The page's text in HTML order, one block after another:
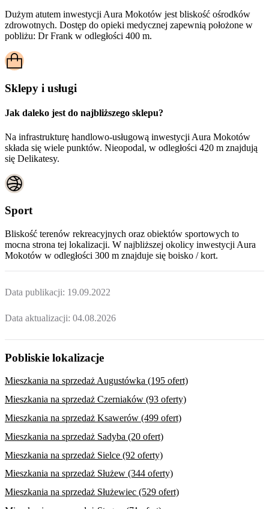
Dużym atutem inwestycjiAura Mokotów jest bliskość ośrodków
zdrowotnych. Dostęp do opieki medycznej zapewnią położone w
pobliżu: Dr Frank w odległości 400 m.
Sklepy i usługi
Jak daleko jest do najbliższego sklepu?
Na infrastrukturę handlowo-usługową inwestycji Aura Mokotów
składa się wiele punktów. Nieopodal, w odległości 420 m znajdują
się Delikatesy.
Sport
Bliskość terenów rekreacyjnych oraz obiektów sportowych to
mocna strona tej lokalizacji. W najbliższej okolicy inwestycji Aura
Mokotów w odległości 300 m znajduje się boisko / kort.
Data publikacji: 19.09.2022
Data aktualizacji: 04.08.2026
Pobliskie lokalizacje
Mieszkania na sprzedaż Augustówka (195 ofert)
Mieszkania na sprzedaż Czerniaków (93 oferty)
Mieszkania na sprzedaż Ksawerów (499 ofert)
Mieszkania na sprzedaż Sadyba (20 ofert)
Mieszkania na sprzedaż Sielce (92 oferty)
Mieszkania na sprzedaż Służew (344 oferty)
Mieszkania na sprzedaż Służewiec (529 ofert)